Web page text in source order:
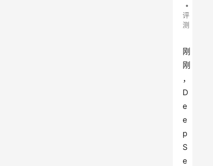
•
评
测
刚
刚
，
D
e
e
p
S
e